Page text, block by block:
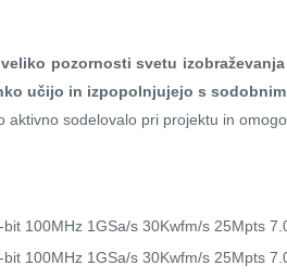
pozornosti svetu izobraževanja
učijo in izpopolnjujejo s
aktivno sodelovalo pri projektu in
bit 100MHz 1GSa/s 30Kwfm/s 25Mpts
bit 100MHz 1GSa/s 30Kwfm/s 25Mpts